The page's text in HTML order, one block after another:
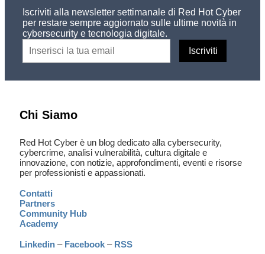
Iscriviti alla newsletter settimanale di Red Hot Cyber
per restare sempre aggiornato sulle ultime novità in
cybersecurity e tecnologia digitale.
Chi Siamo
Red Hot Cyber è un blog dedicato alla cybersecurity,
cybercrime, analisi vulnerabilità, cultura digitale e
innovazione, con notizie, approfondimenti, eventi e risorse
per professionisti e appassionati.
Contatti
Partners
Community Hub
Academy
Linkedin – Facebook – RSS